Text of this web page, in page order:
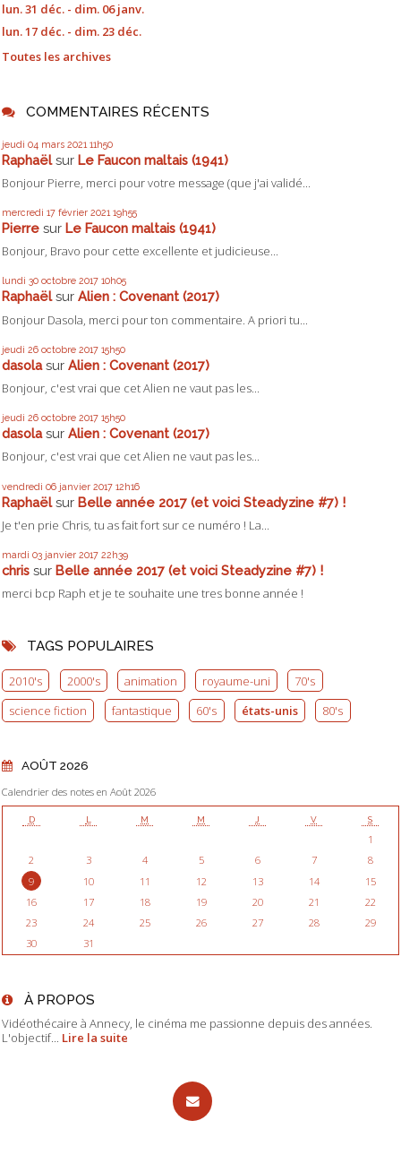
lun. 31 déc. - dim. 06 janv.
lun. 17 déc. - dim. 23 déc.
Toutes les archives
COMMENTAIRES RÉCENTS
jeudi 04 mars 2021 11h50
Raphaëlsur Le Faucon maltais (1941)
Bonjour Pierre, merci pour votre message (que j'ai validé...
mercredi 17 février 2021 19h55
Pierre sur Le Faucon maltais (1941)
Bonjour, Bravo pour cette excellente et judicieuse...
lundi 30 octobre 2017 10h05
Raphaëlsur Alien : Covenant (2017)
Bonjour Dasola, merci pour ton commentaire. A priori tu...
jeudi 26 octobre 2017 15h50
dasolasur Alien : Covenant (2017)
Bonjour, c'est vrai que cet Alien ne vaut pas les...
jeudi 26 octobre 2017 15h50
dasolasur Alien : Covenant (2017)
Bonjour, c'est vrai que cet Alien ne vaut pas les...
vendredi 06 janvier 2017 12h16
Raphaëlsur Belle année 2017 (et voici Steadyzine #7) !
Je t'en prie Chris, tu as fait fort sur ce numéro ! La...
mardi 03 janvier 2017 22h39
chris sur Belle année 2017 (et voici Steadyzine #7) !
merci bcp Raph et je te souhaite une tres bonne année !
TAGS POPULAIRES
2010's 2000's animation royaume-uni
70's
science fiction
fantastique 60's états-unis 80's
AOÛT 2026
Calendrier des notes en Août 2026
D L M M J V S
1
2
3 4 5 6 7
8
9
10 11 12 13 14
15
16
17 18 19 20 21
22
23
24 25 26 27 28
29
30
31
À PROPOS
Vidéothécaire à Annecy, le cinéma me passionne depuis des années.
L'objectif... Lire la suite